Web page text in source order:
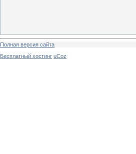
Полная версия сайта
Бесплатный хостинг uCoz